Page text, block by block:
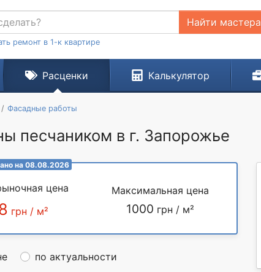
Найти мастера
ремонт в 1-к квартире
Расценки Калькулятор
Фасадные работы
песчаником в г. Запорожье
на 08.08.2026
цена
грн / м²
Максимальная цена
1000 грн / м²
по актуальности